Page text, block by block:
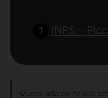
INPS –
Questo articolo ha solo